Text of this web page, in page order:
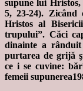
supune lui
5, 23-24). Zicând
Hristos al
trupului”. Căci
dinainte a
purtarea de grijă
ce i se cuvine:
femeii